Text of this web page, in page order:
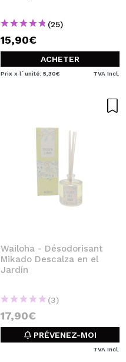
(25)
15,90€
ACHETER
Prix x l´unité: 5,30€ TVA Incl.
Wailoha - Désodorisant
Mikado Descalza en el
Jardín
(3)
17,90€
PRÉVENEZ-MOI
TVA Incl.